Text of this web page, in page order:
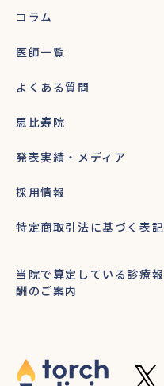
コラム
医師一覧
よくある質問
恵比寿院
発表実績・メディア
採用情報
特定商取引法に基づく表記
当院で算定している診療報
酬のご案内